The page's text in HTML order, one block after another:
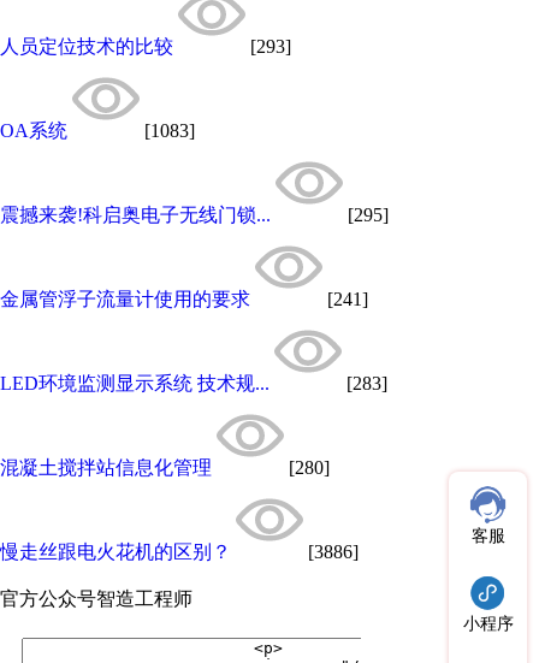
人员定位技术的比较 [293]
OA系统 [1083]
震撼来袭!科启奥电子无线门锁... [295]
金属管浮子流量计使用的要求 [241]
LED环境监测显示系统 技术规... [283]
混凝土搅拌站信息化管理 [280]
慢走丝跟电火花机的区别？ [3886]
官方公众号智造工程师
客服
小程序